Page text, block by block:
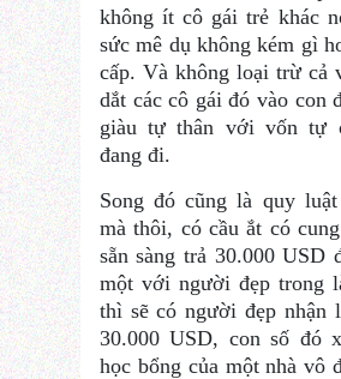
không ít cô gái trẻ khác
sức mê dụ không kém gì
cấp. Và không loại trừ cả
dắt các cô gái đó vào con
giàu tự thân với vốn tự
đang đi.
Song đó cũng là quy
mà thôi, có cầu ắt có
sẵn sàng trả 30.000 USD
một với người đẹp trong
thì sẽ có người đẹp nhận
30.000 USD, con số đó
học bổng của một nhà vô